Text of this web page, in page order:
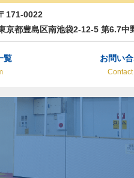
171-0022
京都豊島区南池袋2-12-5 第6.7中
覧 お問い